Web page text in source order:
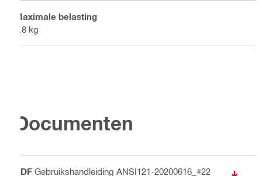
Maximale belasting
6.8 kg
Documenten
PDF Gebruikshandleiding ANSI121-20200616_#22